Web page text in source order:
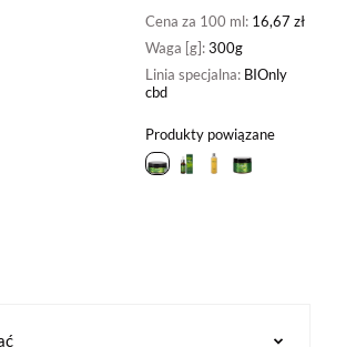
Cena za 100 ml: 16,67 zł
Waga [g]:300g
Linia specjalna: BIOnly
cbd
Produkty powiązane